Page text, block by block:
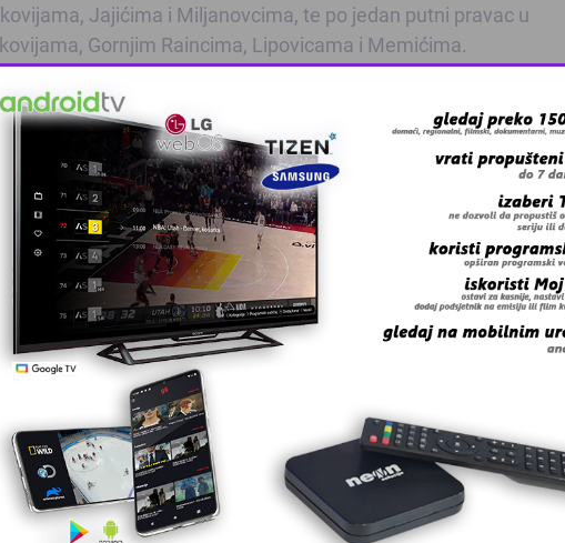
Jajićima i Miljanovcima, te po jedan putni pravac u
Gornjim Raincima, Lipovicama i Memićima.
ZLATNI GRB
grešku u tekstu?